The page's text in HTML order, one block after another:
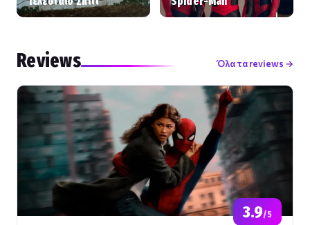
Reviews Όλα τα reviews →
3.9/5